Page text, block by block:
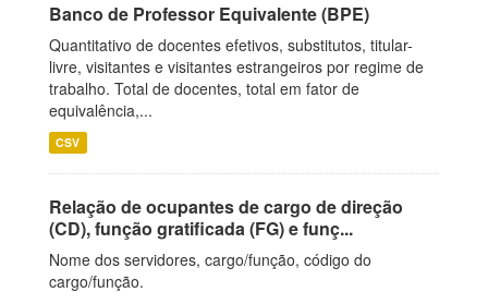
Banco de Professor Equivalente (BPE)
Quantitativo de docentes efetivos, substitutos, titular-
livre, visitantes e visitantes estrangeiros por regime de
trabalho. Total de docentes, total em fator de
equivalência,...
CSV
Relação de ocupantes de cargo de direção
(CD), função gratificada (FG) e funç...
Nome dos servidores, cargo/função, código do
cargo/função.